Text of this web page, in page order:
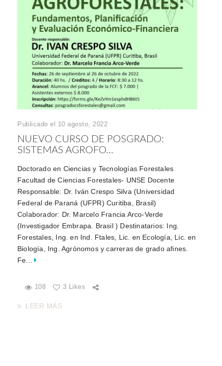
Publicado el 10 agosto, 2022
NUEVO CURSO DE POSGRADO:
SISTEMAS AGROFO...
Doctorado en Ciencias y Tecnologías Forestales
Facultad de Ciencias Forestales- UNSE Docente
Responsable: Dr. Iván Crespo Silva (Universidad
Federal de Paraná (UFPR) Curitiba, Brasil)
Colaborador: Dr. Marcelo Francia Arco-Verde
(Investigador Embrapa. Brasil ) Destinatarios: Ing.
Forestales, Ing. en Ind. Ftales, Lic. en Ecología, Lic. en
Biología, Ing. Agrónomos y carreras de grado afines.
Fe...
108 3 Likes
LEER MÁS